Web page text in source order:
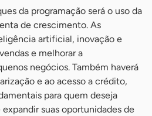
da programação será o uso da
de crescimento. As
artificial, inovação e
e melhorar a
negócios. Também haverá
e ao acesso a crédito,
para quem deseja
suas oportunidades de